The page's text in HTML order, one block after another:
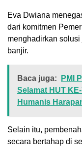
Eva Dwiana
dari komitmen
menghadirkan
banjir.
Baca juga:
PMI
Selamat HUT
Humanis
Selain itu,
secara bertahap di